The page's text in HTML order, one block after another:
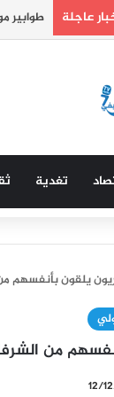
عاجلة المغرب يحتل المرتبة
تغدية
يلقون بأنفسهم
من
12/